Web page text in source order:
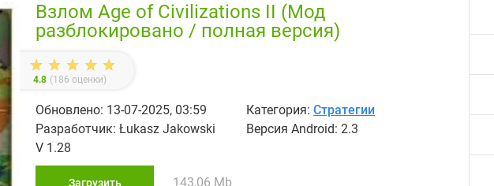
Взлом Age of Civilizations II (Мод
разблокировано / полная версия)
4.8 (186 оценки)
Обновлено: 13-07-2025, 03:59 Категория: Стратегии
Разработчик: Łukasz Jakowski
Версия Android: 2.3
V 1.28
Загрузить 143,06 Mb